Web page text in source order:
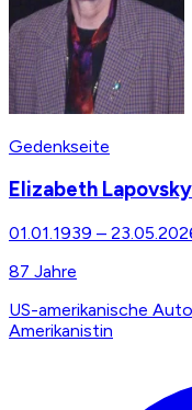
Gedenkseite
Elizabeth
01.01.1939 –
87 Jahre
US-amerikanische
Amerikanistin